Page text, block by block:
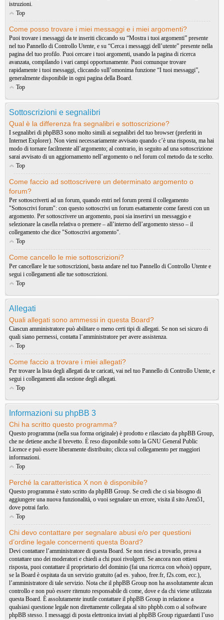
istruzioni.
Top
Come posso trovare i miei messaggi e i miei argomenti?
Puoi trovare i messaggi da te inseriti cliccando su “Mostra i tuoi argomenti” presente
nel tuo Pannello di Controllo Utente, e su “Cerca i messaggi dell’utente” presente nella
pagina del tuo profilo. Puoi cercare i tuoi argomenti, usando la pagina di ricerca
avanzata, compilando i vari campi opportunamente. Puoi comunque trovare
rapidamente i tuoi messaggi, cliccando sull’omonima funzione “I tuoi messaggi”,
generalmente disponibile in ogni pagina della Board.
Top
Sottoscrizioni e segnalibri
Qual è la differenza fra segnalibri e sottoscrizione?
I segnalibri di phpBB3 sono molto simili ai segnalibri del tuo browser (preferiti in
Internet Explorer). Non vieni necessariamente avvisato quando c’è una risposta, ma hai
modo di tornare facilmente all’argomento; al contrario, in seguito ad una sottoscrizione
sarai avvisato di un aggiornamento nell’argomento o nel forum col metodo da te scelto.
Top
Come faccio ad sottoscrivere un determinato argomento o
forum?
Per sottoscriverti ad un forum, quando entri nel forum premi il collegamento
"Sottoscrivi forum": con questo sottoscrivi un forum esattamente come faresti con un
argomento. Per sottoscrivere un argomento, puoi sia inserirvi un messaggio e
selezionare la casella relativa o premere – all’interno dell’argomento stesso – il
collegamento che dice "Sottoscrivi argomento".
Top
Come cancello le mie sottoscrizioni?
Per cancellare le tue sottoscrizioni, basta andare nel tuo Pannello di Controllo Utente e
segui i collegamenti alle tue sottoscrizioni.
Top
Allegati
Quali allegati sono ammessi in questa Board?
Ciascun amministratore può abilitare o meno certi tipi di allegati. Se non sei sicuro di
quali siano permessi, contatta l’amministratore per avere assistenza.
Top
Come faccio a trovare i miei allegati?
Per trovare la lista degli allegati da te caricati, vai nel tuo Pannello di Controllo Utente, e
segui i collegamenti alla sezione degli allegati.
Top
Informazioni su phpBB 3
Chi ha scritto questo programma?
Questo programma (nella sua forma originale) è prodotto e rilasciato da phpBB Group,
che ne detiene anche il brevetto. È reso disponibile sotto la GNU General Public
Licence e può essere liberamente distribuito; clicca sul collegamento per maggiori
informazioni.
Top
Perché la caratteristica X non è disponibile?
Questo programma è stato scritto da phpBB Group. Se credi che ci sia bisogno di
aggiungere una nuova funzionalità, o vuoi segnalare un errore, visita il sitoArea51,
dove potrai farlo.
Top
Chi devo contattare per segnalare abusi e/o per questioni
d’ordine legale concernenti questa Board?
Devi contattare l’amministratore di questa Board. Se non riesci a trovarlo, prova a
contattare uno dei moderatori e chiedi a chi puoi rivolgerti. Se ancora non ottieni
risposta, puoi contattare il proprietario del dominio (fai una ricerca con whois) oppure,
se la Board è ospitata da un servizio gratuito (ad es. yahoo, free.fr, f2s.com, ecc.),
l’amministratore di tale servizio. Nota che il phpBB Group non ha assolutamente alcun
controllo e non può essere ritenuto responsabile di come, dove e da chi viene utilizzata
questa Board. È assolutamente inutile contattare il phpBB Group in relazione a
qualsiasi questione legale non direttamente collegata al sito phpbb.com o al software
phpBB stesso. I messaggi di posta elettronica inviati al phpBB Group riguardanti l’uso